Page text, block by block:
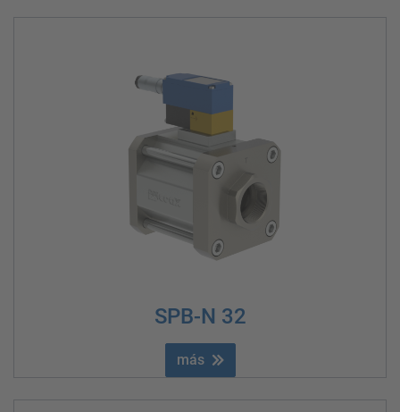
SPB-N 32
más